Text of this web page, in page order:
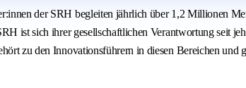
der SRH begleiten jährlich über 1,2 Millionen
ist sich ihrer gesellschaftlichen Verantwortung seit
zu den Innovationsführern in diesen Bereichen und